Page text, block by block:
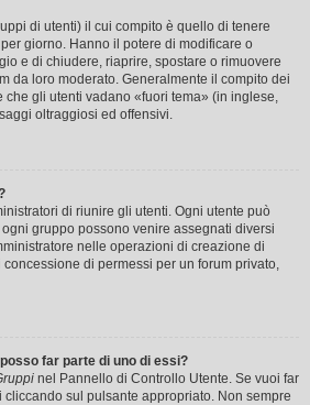
di utenti) il cui compito è quello di tenere
giorno. Hanno il potere di modificare o
e di chiudere, riaprire, spostare o rimuovere
da loro moderato. Generalmente il compito dei
gli utenti vadano «fuori tema» (in inglese,
oltraggiosi ed offensivi.
di riunire gli utenti. Ogni utente può
gruppo possono venire assegnati diversi
nelle operazioni di creazione di
di permessi per un forum privato,
far parte di uno di essi?
nel Pannello di Controllo Utente. Se vuoi far
sul pulsante appropriato. Non sempre